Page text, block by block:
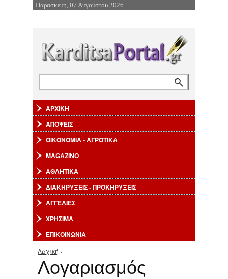
Επιστροφή στην Πλοήγηση
Παρασκευή, 07 Αυγούστου 2026
ΑΡΧΙΚΗ
ΑΠΟΨΕΙΣ
ΟΙΚΟΝΟΜΙΑ - ΑΓΡΟΤΙΚΑ
MAGAZINO
ΑΘΛΗΤΙΚΑ
ΔΙΑΚΗΡΥΞΕΙΣ - ΠΡΟΚΗΡΥΞΕΙΣ
ΑΓΓΕΛΙΕΣ
ΧΡΗΣΙΜΑ
ΕΠΙΚΟΙΝΩΝΙΑ
Είστε εδώ
Αρχική ›
Λογαριασμός